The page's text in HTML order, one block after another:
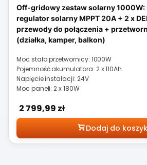
Off-gridowy zestaw solarny 1000W:
regulator solarny MPPT 20A + 2 x
przewody do połączenia +
(działka, kamper, balkon)
Moc stała przetwornicy: 1000W
Pojemność akumulatora: 2 x 110Ah
Napięcie instalacji: 24V
Moc paneli: 2 x 180W
Cena
2 799,99 zł
Dodaj do